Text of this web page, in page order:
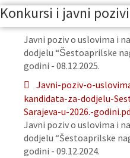
Konkursi i javni pozivi
Javni poziv o uslovima i
dodjelu “Šestoaprilske
godini - 08.12.2025.
Javni-poziv-o-
kandidata-za-dodjelu-
Sarajeva-u-2026.-
Javni poziv o uslovima i
dodjelu “Šestoaprilske
godini - 09.12.2024.